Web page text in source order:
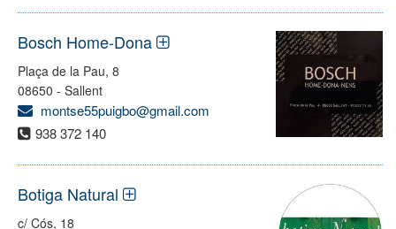
Bosch Home-Dona
Plaça de la Pau, 8
08650 - Sallent
montse55puigbo@gmail.com
938 372 140
Botiga Natural
c/ Cós, 18